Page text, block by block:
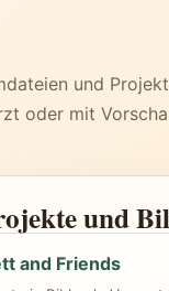
und
oder mit
und
and Friends